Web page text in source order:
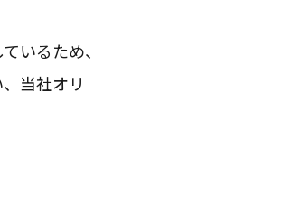
いるため、
当社オリ